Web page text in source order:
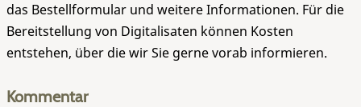
das Bestellformular und weitere Informationen. Für die
Bereitstellung von Digitalisaten können Kosten
entstehen, über die wir Sie gerne vorab informieren.
Kommentar